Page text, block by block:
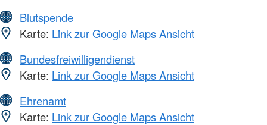
Blutspende
Karte: Link zur Google Maps Ansicht
Bundesfreiwilligendienst
Karte: Link zur Google Maps Ansicht
Ehrenamt
Karte: Link zur Google Maps Ansicht